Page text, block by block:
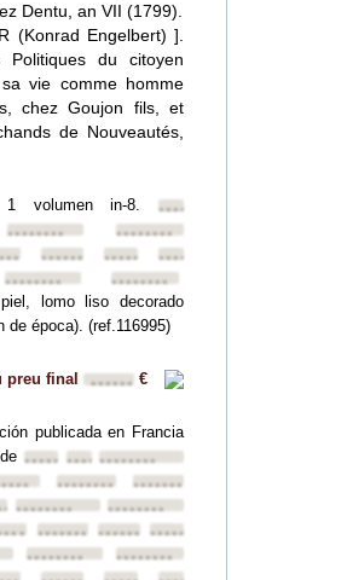
Dentu, an VII (1799).
(Konrad Engelbert) ].
Politiques du citoyen
vie comme homme
chez Goujon fils, et
de Nouveautés,
volumen in-8. ••••••••
••••••••
••••••••
•••••••• ••••••••••••••••
••••••••
••••••••
lomo liso decorado
de época). (ref.116995)
preu final •••••• €
publicada en Francia
••••••••••••••••••••••••
••••••••
••••••••
••••••••
••••••••
•••••••• ••••••••••••••••
••••••••
••••••••